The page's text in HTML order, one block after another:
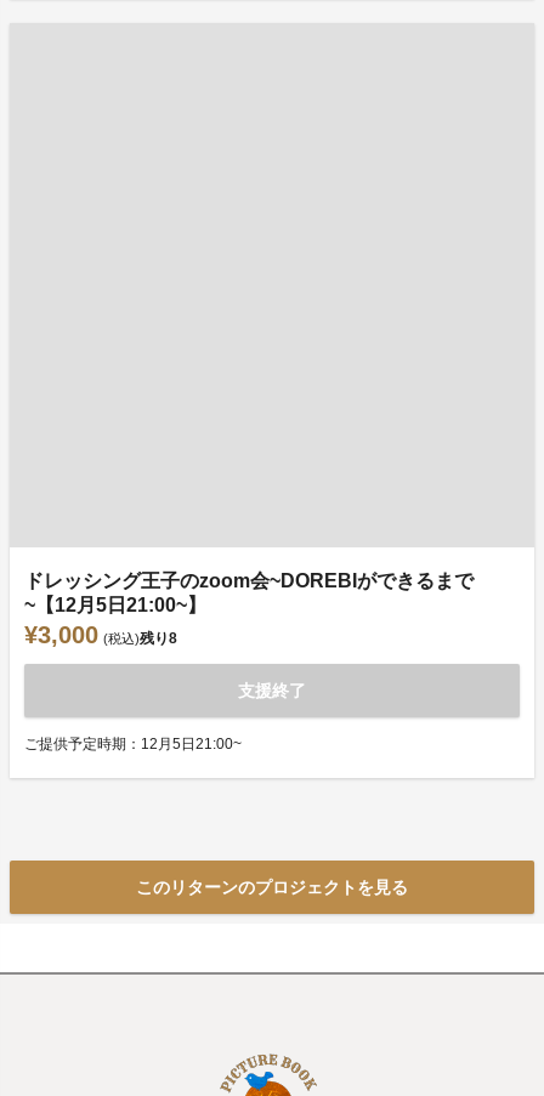
ドレッシング王子のzoom会~DOREBIができるまで
~【12月5日21:00~】
¥3,000 (税込)残り8
支援終了
ご提供予定時期：12月5日21:00~
このリターンのプロジェクトを見る